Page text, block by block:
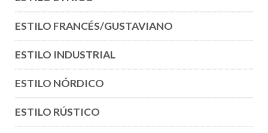
ESTILO FRANCÉS/GUSTAVIANO
ESTILO INDUSTRIAL
ESTILO NÓRDICO
ESTILO RÚSTICO